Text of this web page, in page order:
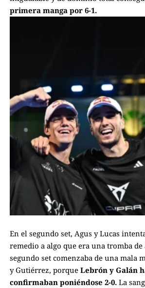
primera manga por 6-1.
En el segundo set, Agus y Lucas
remedio a algo que era una tromba de
segundo set comenzaba de una mala
y Gutiérrez, porque Lebrón y Galán
confirmaban poniéndose 2-0. La